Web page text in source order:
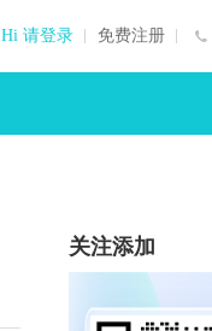
Hi 请登录 免费注册
关注添加